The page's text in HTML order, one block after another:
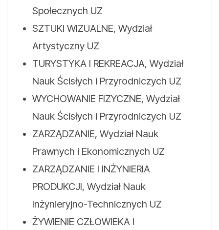
Społecznych UZ
SZTUKI WIZUALNE, Wydział
Artystyczny UZ
TURYSTYKA I REKREACJA, Wydział
Nauk Ścisłych i Przyrodniczych UZ
WYCHOWANIE FIZYCZNE, Wydział
Nauk Ścisłych i Przyrodniczych UZ
ZARZĄDZANIE, Wydział Nauk
Prawnych i Ekonomicznych UZ
ZARZĄDZANIE I INŻYNIERIA
PRODUKCJI, Wydział Nauk
Inżynieryjno-Technicznych UZ
ŻYWIENIE CZŁOWIEKA I